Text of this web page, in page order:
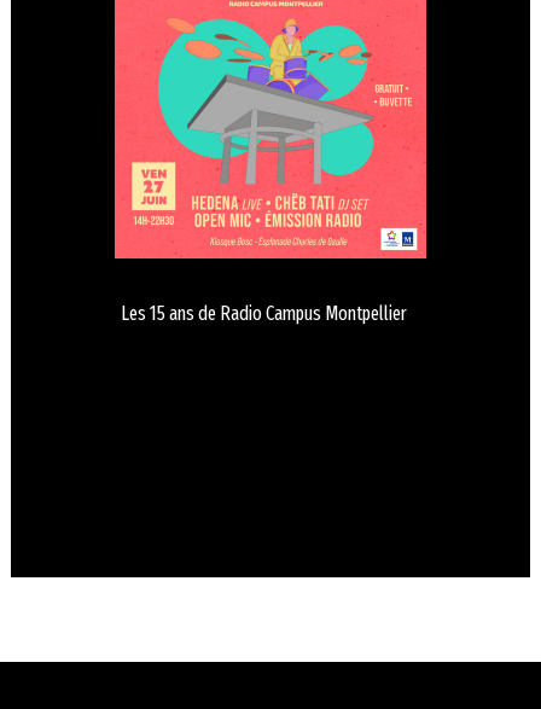
Les 15 ans de Radio Campus Montpellier